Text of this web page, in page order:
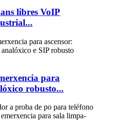
libres VoIP
para
robusto...